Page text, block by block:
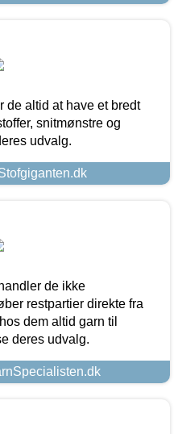
de altid at have et bredt
snitmønstre og
udvalg.
de ikke
restpartier direkte fra
dem altid garn til
deres udvalg.